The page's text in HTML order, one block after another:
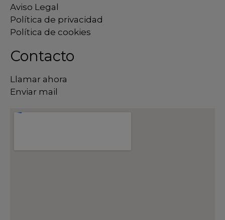
Aviso Legal
Política de privacidad
Política de cookies
Contacto
Llamar ahora
Enviar mail